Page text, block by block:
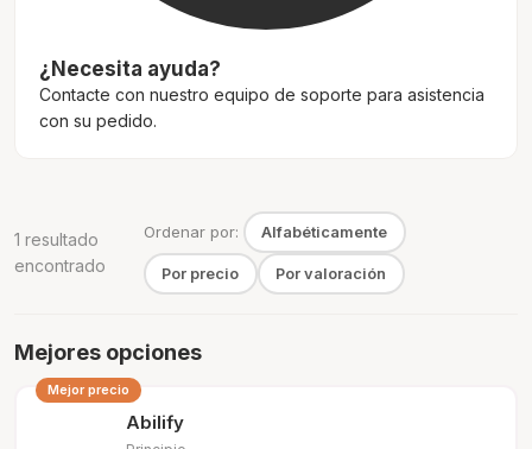
¿Necesita ayuda?
Contacte con nuestro equipo de soporte para asistencia
con su pedido.
1 resultado
encontrado
Ordenar por: Alfabéticamente
Por precio Por valoración
Mejores opciones
Mejor precio
Abilify